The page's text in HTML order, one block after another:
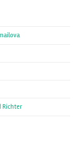
Richter